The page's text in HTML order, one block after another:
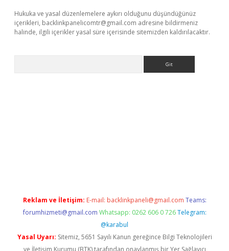
Hukuka ve yasal düzenlemelere aykırı olduğunu düşündüğünüz
içerikleri, backlinkpanelicomtr@gmail.com adresine bildirmeniz
halinde, ilgili içerikler yasal süre içerisinde sitemizden kaldırılacaktır.
Reklam ve İletişim: E-mail: backlinkpaneli@gmail.com Teams:
forumhizmeti@gmail.com Whatsapp: 0262 606 0 726 Telegram:
@karabul
Yasal Uyarı: Sitemiz, 5651 Sayılı Kanun gereğince Bilgi Teknolojileri
ve İletişim Kurumu (BTK) tarafından onaylanmış bir Yer Sağlayıcı